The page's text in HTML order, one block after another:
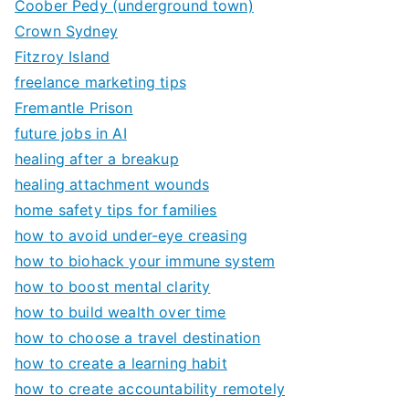
Coober Pedy (underground town)
Crown Sydney
Fitzroy Island
freelance marketing tips
Fremantle Prison
future jobs in AI
healing after a breakup
healing attachment wounds
home safety tips for families
how to avoid under-eye creasing
how to biohack your immune system
how to boost mental clarity
how to build wealth over time
how to choose a travel destination
how to create a learning habit
how to create accountability remotely